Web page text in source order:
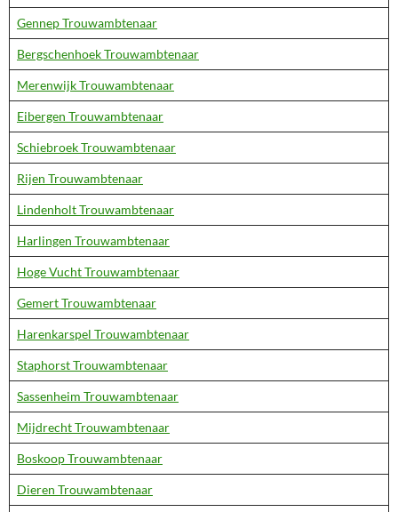
Gennep Trouwambtenaar
Bergschenhoek Trouwambtenaar
Merenwijk Trouwambtenaar
Eibergen Trouwambtenaar
Schiebroek Trouwambtenaar
Rijen Trouwambtenaar
Lindenholt Trouwambtenaar
Harlingen Trouwambtenaar
Hoge Vucht Trouwambtenaar
Gemert Trouwambtenaar
Harenkarspel Trouwambtenaar
Staphorst Trouwambtenaar
Sassenheim Trouwambtenaar
Mijdrecht Trouwambtenaar
Boskoop Trouwambtenaar
Dieren Trouwambtenaar